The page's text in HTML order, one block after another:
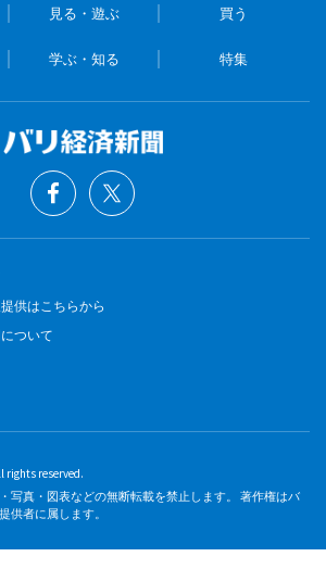
見る・遊ぶ 買う
学ぶ・知る 特集
供はこちらから
ついて
rights reserved.
写真・図表などの無断転載を禁止します。 著作権はバ
供者に属します。